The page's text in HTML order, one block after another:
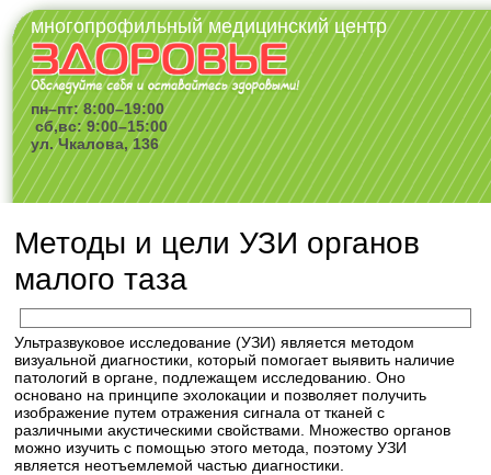
многопрофильный медицинский центр
пн–пт: 8:00–19:00
сб,вс: 9:00–15:00
ул. Чкалова, 136
Методы и цели УЗИ органов
малого таза
Ультразвуковое исследование (УЗИ) является методом
визуальной диагностики, который помогает выявить наличие
патологий в органе, подлежащем исследованию. Оно
основано на принципе эхолокации и позволяет получить
изображение путем отражения сигнала от тканей с
различными акустическими свойствами. Множество органов
можно изучить с помощью этого метода, поэтому УЗИ
является неотъемлемой частью диагностики.